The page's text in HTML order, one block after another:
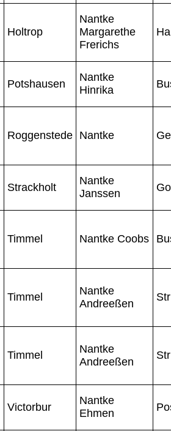
Holtrop
Nantke
Margarethe
Frerichs
Potshausen
Nantke
Hinrika
Roggenstede Nantke
Strackholt
Nantke
Janssen
Timmel Nantke Coobs
Timmel
Nantke
Andreeßen
Timmel
Nantke
Andreeßen
Victorbur
Nantke
Ehmen